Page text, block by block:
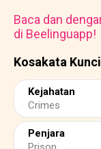
Kosakata Kunci
Kejahatan
Crimes
Penjara
Baca dan
di Beelinguapp!